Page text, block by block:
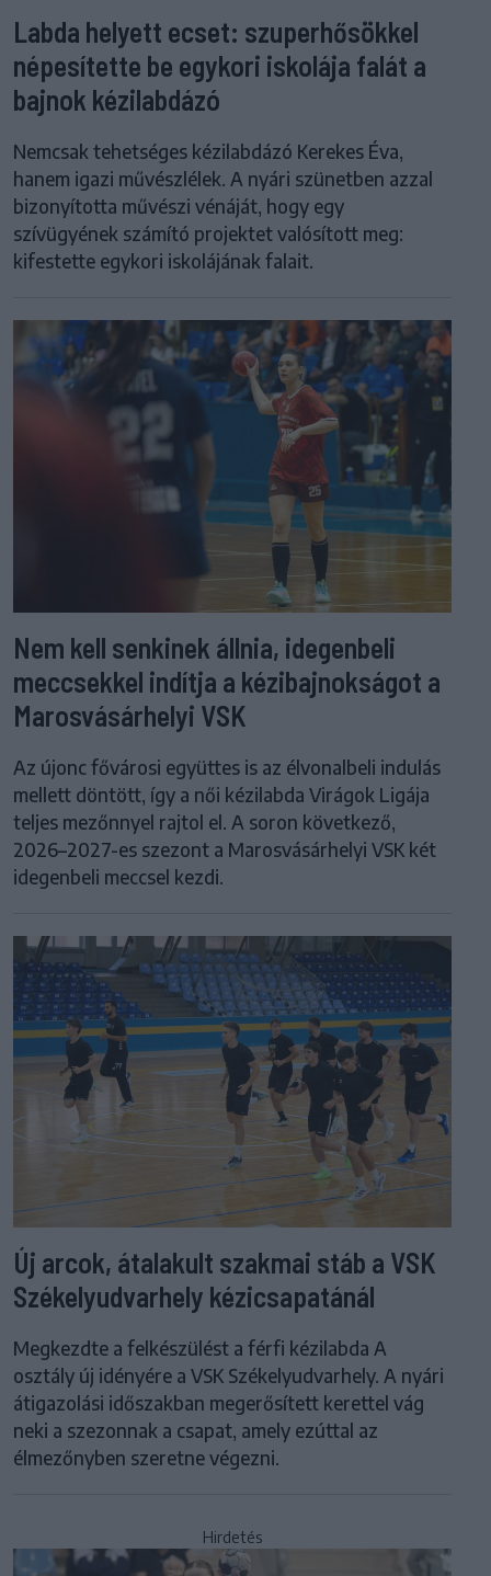
Labda helyett ecset: szuperhősökkel
népesítette be egykori iskolája falát a
bajnok kézilabdázó
Nemcsak tehetséges kézilabdázó Kerekes Éva,
hanem igazi művészlélek. A nyári szünetben azzal
bizonyította művészi vénáját, hogy egy
szívügyének számító projektet valósított meg:
kifestette egykori iskolájának falait.
Nem kell senkinek állnia, idegenbeli
meccsekkel indítja a kézibajnokságot a
Marosvásárhelyi VSK
Az újonc fővárosi együttes is az élvonalbeli indulás
mellett döntött, így a női kézilabda Virágok Ligája
teljes mezőnnyel rajtol el. A soron következő,
2026–2027-es szezont a Marosvásárhelyi VSK két
idegenbeli meccsel kezdi.
Új arcok, átalakult szakmai stáb a VSK
Székelyudvarhely kézicsapatánál
Megkezdte a felkészülést a férfi kézilabda A
osztály új idényére a VSK Székelyudvarhely. A nyári
átigazolási időszakban megerősített kerettel vág
neki a szezonnak a csapat, amely ezúttal az
élmezőnyben szeretne végezni.
Hirdetés